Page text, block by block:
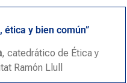
ética y bien común”
, catedrático de Ética y
Ramón Llull